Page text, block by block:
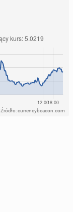
Źródło: currencybeacon.com